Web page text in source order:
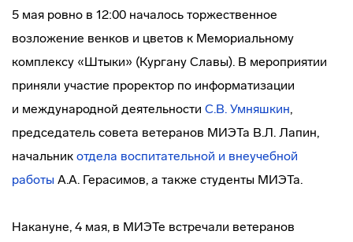
5 мая ровно в 12:00 началось торжественное
возложение венков и цветов к Мемориальному
комплексу «Штыки» (Кургану Славы). В мероприятии
приняли участие проректор по информатизации
и международной деятельности С.В. Умняшкин,
председатель совета ветеранов МИЭТа В.Л. Лапин,
начальник отдела воспитательной и внеучебной
работы А.А. Герасимов, а также студенты МИЭТа.
Накануне, 4 мая, в МИЭТе встречали ветеранов